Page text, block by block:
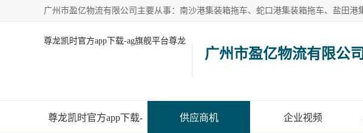
尊龙凯时官方app下载-ag旗舰平台尊龙
广州市盈亿物流有限公司
尊龙凯时官方app下载- 供应商机 企业视频